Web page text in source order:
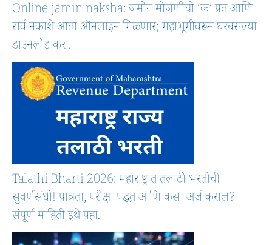
Online jamin naksha: जमीन मोजणीची ‘क’ प्रत आणि
सर्व नकाशे आता ऑनलाइन मिळणार; महाभूमीवरून घरबसल्या
डाउनलोड करा.
Talathi Bharti 2026: महाराष्ट्रात तलाठी भरतीची
सुवर्णसंधी! पात्रता, परीक्षा पद्धत आणि कसा अर्ज कराल?
संपूर्ण माहिती इथे पहा.